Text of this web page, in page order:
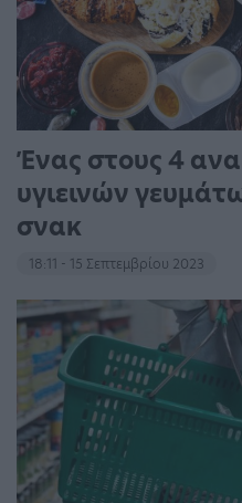
Ένας στους 4
υγιεινών
σνακ
18:11 - 15 Σεπτεμβρίου 2023